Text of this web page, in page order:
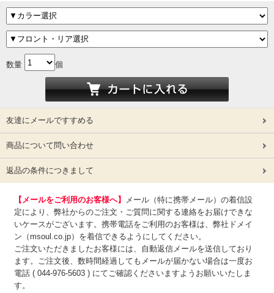
数量 個
友達にメールですすめる
商品について問い合わせ
返品の条件につきまして
【メールをご利用のお客様へ】
メール（特に携帯メール）の着信設
定により、弊社からのご注文・ご質問に関する連絡をお届けできな
いケースがございます。携帯電話をご利用のお客様は、弊社ドメイ
ン（msoul.co.jp）を着信できるようにしてください。
ご注文いただきましたお客様には、自動返信メールを送信しており
ます。ご注文後、数時間経過してもメールが届かない場合は一度お
電話 ( 044-976-5603 ) にてご確認くださいますようお願いいたしま
す。